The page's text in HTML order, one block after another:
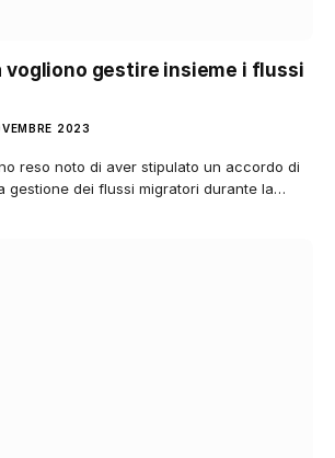
vogliono gestire insieme i flussi
2023
reso noto di aver stipulato un accordo di
gestione dei flussi migratori durante la…